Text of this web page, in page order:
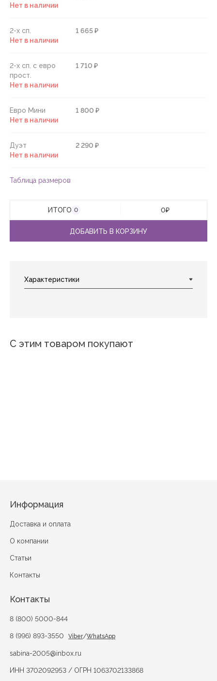
Нет в наличии
2-х сп.
1 665 ₽
Нет в наличии
2-х сп. с евро
прост.
1 710 ₽
Нет в наличии
Евро Мини
1 800 ₽
Нет в наличии
Дуэт
2 290 ₽
Нет в наличии
Таблица размеров
ИТОГО 0 0₽
ДОБАВИТЬ В КОРЗИНУ
С этим товаром покупают
Информация
Доставка и оплата
О компании
Статьи
Контакты
Контакты
8 (800) 5000-844
8 (996) 893-3550 Viber/WhatsApp
sabina-2005@inbox.ru
ИНН 3702092953 / ОГРН 1063702133868